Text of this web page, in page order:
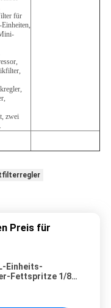
für
zwei
Preis für
Einheits-
Fettspritze 1/8